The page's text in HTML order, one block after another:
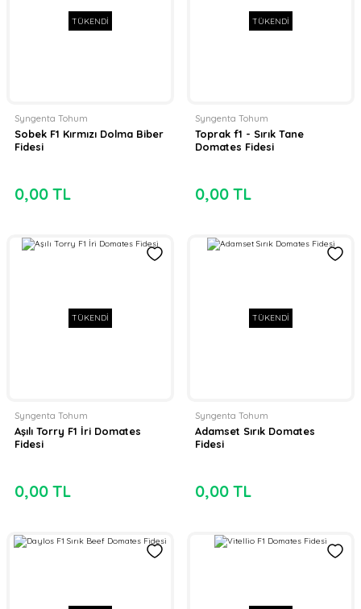
TÜKENDİ
Syngenta Tohum
Sobek F1 Kırmızı Dolma Biber
Fidesi
0,00 TL
TÜKENDİ
Syngenta Tohum
Toprak f1 - Sırık Tane
Domates Fidesi
0,00 TL
TÜKENDİ
Syngenta Tohum
Aşılı Torry F1 İri Domates
Fidesi
0,00 TL
TÜKENDİ
Syngenta Tohum
Adamset Sırık Domates
Fidesi
0,00 TL